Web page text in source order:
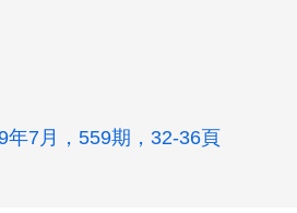
年7月，559期，32-36頁